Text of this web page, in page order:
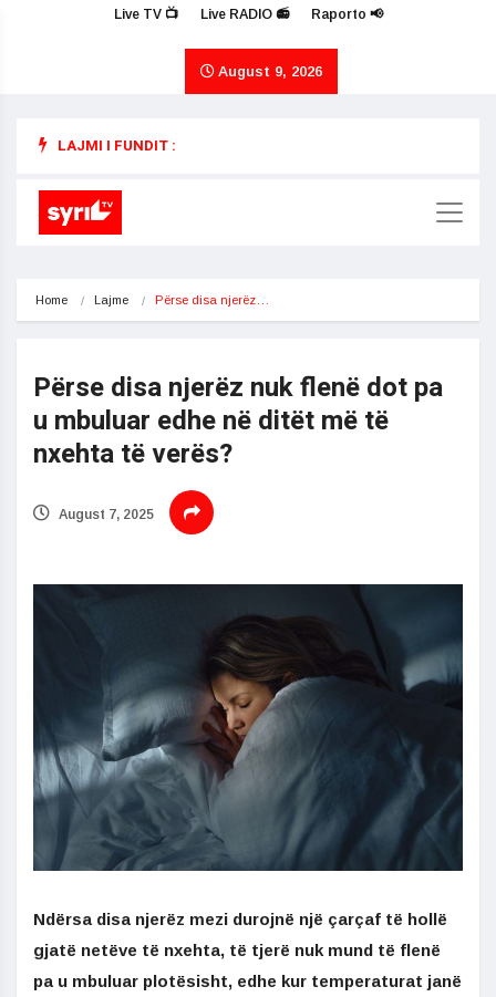
Live TV 📺 Live RADIO 📻 Raporto 📢
August 9, 2026
LAJMI I FUNDIT :
Home Lajme Përse disa njerëz…
Përse disa njerëz nuk flenë dot pa
u mbuluar edhe në ditët më të
nxehta të verës?
August 7, 2025
Ndërsa disa njerëz mezi durojnë një çarçaf të hollë
gjatë netëve të nxehta, të tjerë nuk mund të flenë
pa u mbuluar plotësisht, edhe kur temperaturat janë